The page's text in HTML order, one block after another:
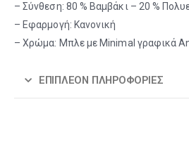
– Σύνθεση: 80 % Βαμβάκι – 20 %
– Εφαρμογή: Κανονική
– Χρώμα: Μπλε με Minimal γραφικά
ΕΠΙΠΛΈΟΝ ΠΛΗΡΟΦΟΡΊΕΣ